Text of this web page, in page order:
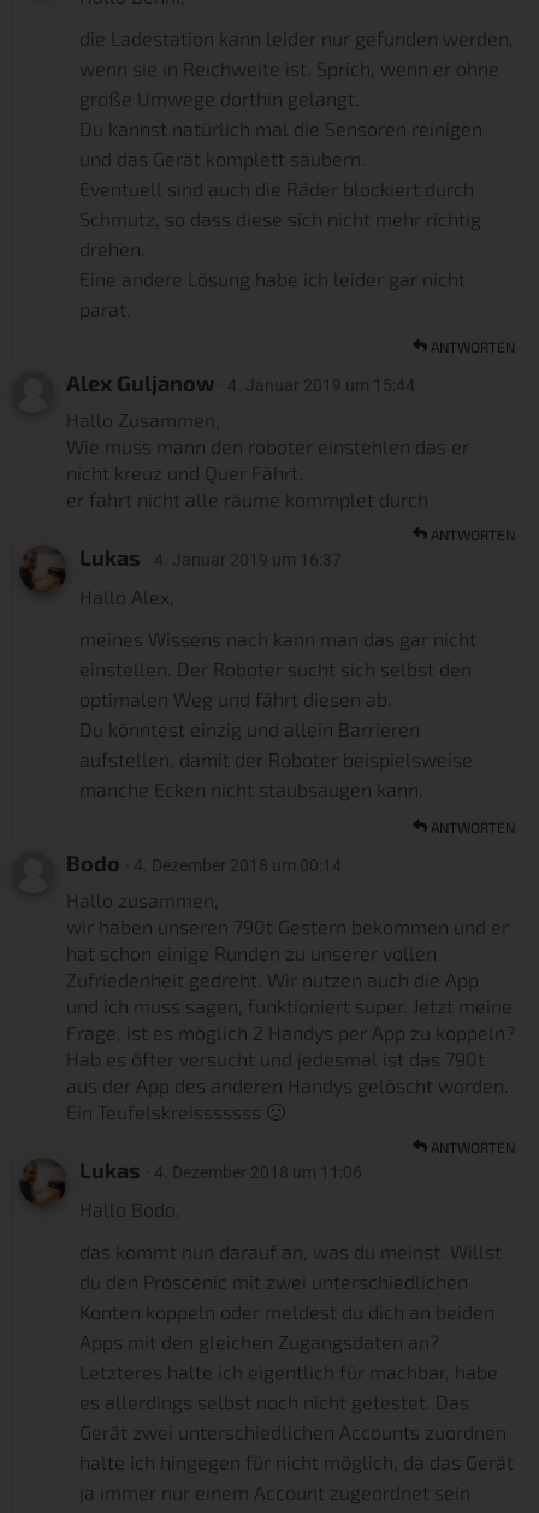
die Ladestation kann leider nur gefunden werden,
wenn sie in Reichweite ist. Sprich, wenn er ohne
große Umwege dorthin gelangt.
Du kannst natürlich mal die Sensoren reinigen
und das Gerät komplett säubern.
Eventuell sind auch die Räder blockiert durch
Schmutz, so dass diese sich nicht mehr richtig
drehen.
Eine andere Lösung habe ich leider gar nicht
parat.
ANTWORTEN
Alex Guljanow · 4. Januar 2019 um 15:44
Hallo Zusammen,
Wie muss mann den roboter einstehlen das er
nicht kreuz und Quer Fährt.
er fahrt nicht alle räume kommplet durch
ANTWORTEN
Lukas · 4. Januar 2019 um 16:37
Hallo Alex,
meines Wissens nach kann man das gar nicht
einstellen. Der Roboter sucht sich selbst den
optimalen Weg und fährt diesen ab.
Du könntest einzig und allein Barrieren
aufstellen, damit der Roboter beispielsweise
manche Ecken nicht staubsaugen kann.
ANTWORTEN
Bodo · 4. Dezember 2018 um 00:14
Hallo zusammen,
wir haben unseren 790t Gestern bekommen und er
hat schon einige Runden zu unserer vollen
Zufriedenheit gedreht. Wir nutzen auch die App
und ich muss sagen, funktioniert super. Jetzt meine
Frage, ist es möglich 2 Handys per App zu koppeln?
Hab es öfter versucht und jedesmal ist das 790t
aus der App des anderen Handys gelöscht worden.
Ein Teufelskreisssssss 🙁
ANTWORTEN
Lukas · 4. Dezember 2018 um 11:06
Hallo Bodo,
das kommt nun darauf an, was du meinst. Willst
du den Proscenic mit zwei unterschiedlichen
Konten koppeln oder meldest du dich an beiden
Apps mit den gleichen Zugangsdaten an?
Letzteres halte ich eigentlich für machbar, habe
es allerdings selbst noch nicht getestet. Das
Gerät zwei unterschiedlichen Accounts zuordnen
halte ich hingegen für nicht möglich, da das Gerät
ja immer nur einem Account zugeordnet sein